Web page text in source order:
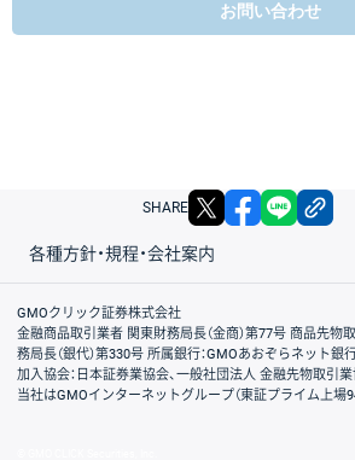
お問い合わせ
SHARE X
各種方針・規程・会社案内
取引規程・約款
サイトマップ
その他のご案内
個人情報保護方針
最良執行方針
サイトのご利用について
ディスクレイマー
信託保全
リスク説明
会社案内
GMOクリック証券株式会社
金融商品取引業者 関東財務局長（金商）第77号 商品先物
務局長（銀代）第330号 所属銀行：GMOあおぞらネット銀
加入協会：日本証券業協会、一般社団法人 金融先物取引
当社はGMOインターネットグループ（東証プライム上場